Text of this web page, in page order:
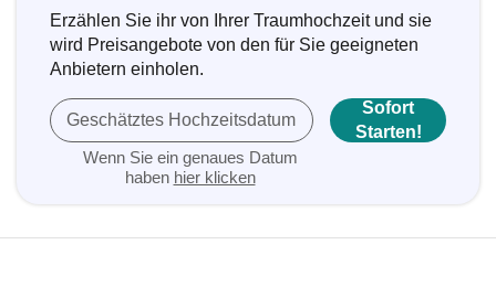
Erzählen Sie ihr von Ihrer Traumhochzeit und sie
wird Preisangebote von den für Sie geeigneten
Anbietern einholen.
Geschätztes Hochzeitsdatum
Wenn Sie ein genaues Datum
haben hier klicken
Sofort
Starten!